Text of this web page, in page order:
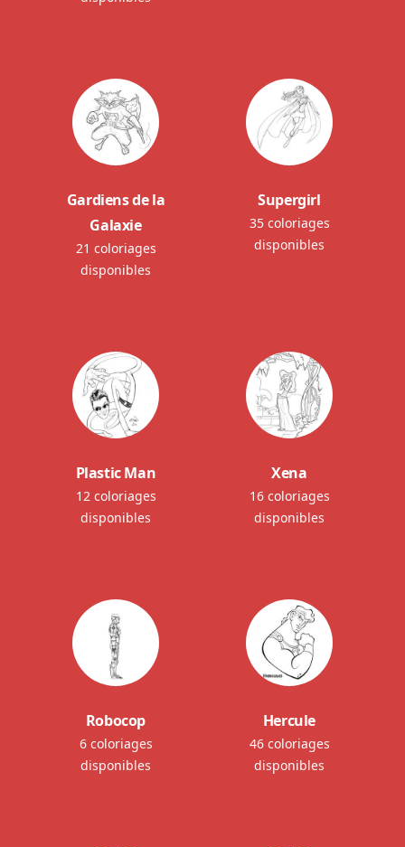
Gardiens de la
Galaxie
21 coloriages
disponibles
Supergirl
35 coloriages
disponibles
Plastic Man
12 coloriages
disponibles
Xena
16 coloriages
disponibles
Robocop
6 coloriages
disponibles
Hercule
46 coloriages
disponibles